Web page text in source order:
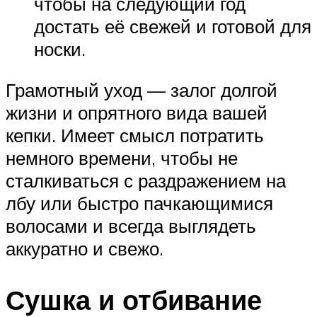
достать её свежей и готовой для
носки.
Грамотный уход — залог долгой
жизни и опрятного вида вашей
кепки. Имеет смысл потратить
немного времени, чтобы не
сталкиваться с раздражением на
лбу или быстро пачкающимися
волосами и всегда выглядеть
аккуратно и свежо.
Сушка и отбивание